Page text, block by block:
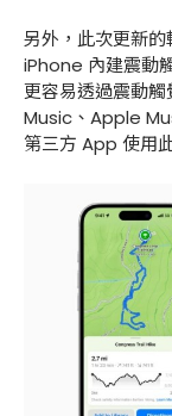
另外，此次更新
iPhone 內建震動
更容易透過震動
Music、Apple
第三方 App 使用